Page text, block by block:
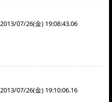
2013/07/26(金) 19:08:43.06
2013/07/26(金) 19:10:06.16